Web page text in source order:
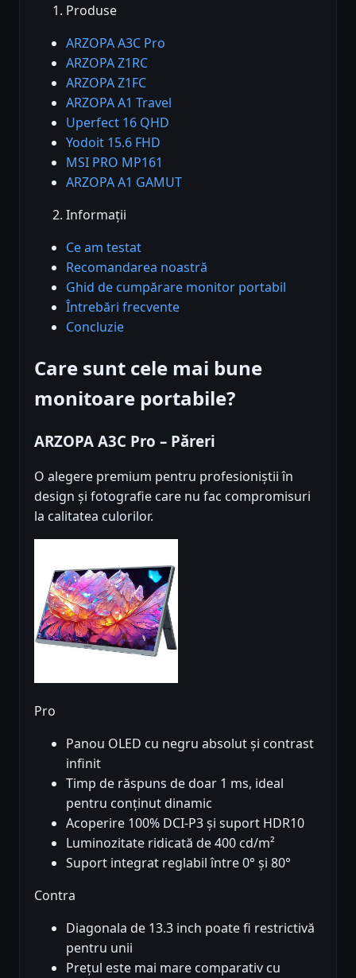
Produse
ARZOPA A3C Pro
ARZOPA Z1RC
ARZOPA Z1FC
ARZOPA A1 Travel
Uperfect 16 QHD
Yodoit 15.6 FHD
MSI PRO MP161
ARZOPA A1 GAMUT
Informații
Ce am testat
Recomandarea noastră
Ghid de cumpărare monitor portabil
Întrebări frecvente
Concluzie
Care sunt cele mai bune
monitoare portabile?
ARZOPA A3C Pro – Păreri
O alegere premium pentru profesioniștii în
design și fotografie care nu fac compromisuri
la calitatea culorilor.
Pro
Panou OLED cu negru absolut și contrast
infinit
Timp de răspuns de doar 1 ms, ideal
pentru conținut dinamic
Acoperire 100% DCI-P3 și suport HDR10
Luminozitate ridicată de 400 cd/m²
Suport integrat reglabil între 0° și 80°
Contra
Diagonala de 13.3 inch poate fi restrictivă
pentru unii
Prețul este mai mare comparativ cu